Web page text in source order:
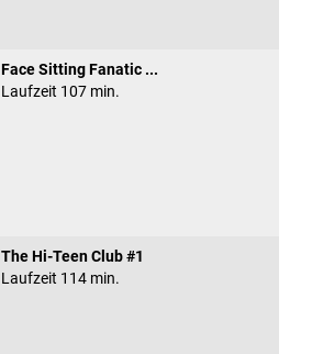
Face Sitting Fanatic ...
Laufzeit 107 min.
The Hi-Teen Club #1
Laufzeit 114 min.